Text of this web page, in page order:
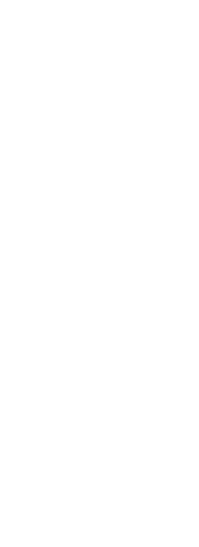
Kindergartenbeutel/
Gesamtpreis
zzgl.
Schnell sein,
Turnbeutel oliv